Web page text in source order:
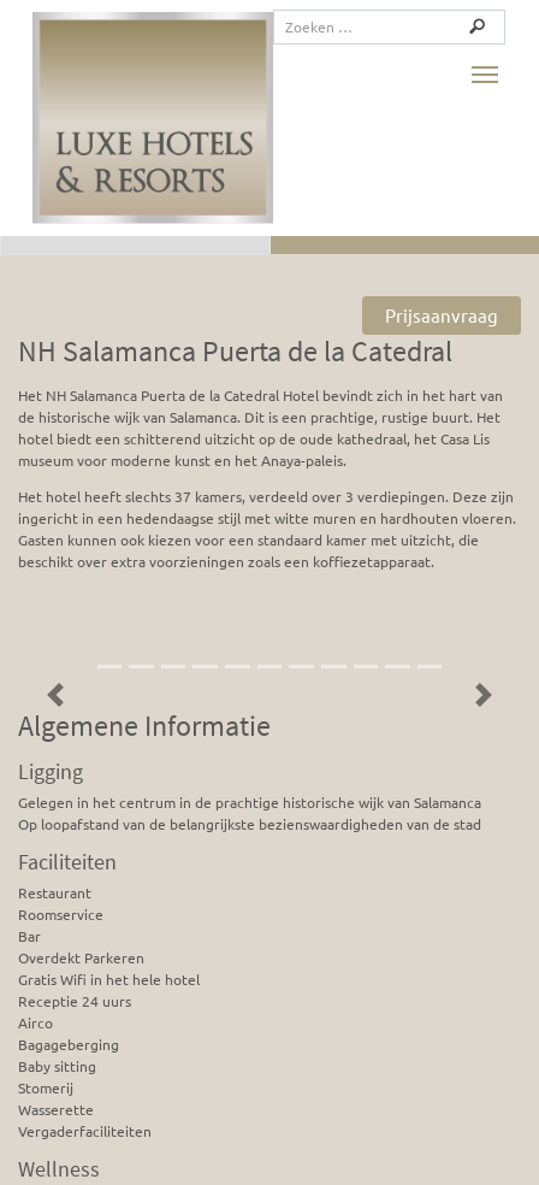
Prijsaanvraag
NH Salamanca Puerta de la Catedral
Het NH Salamanca Puerta de la Catedral Hotel bevindt zich in het hart van
de historische wijk van Salamanca. Dit is een prachtige, rustige buurt. Het
hotel biedt een schitterend uitzicht op de oude kathedraal, het Casa Lis
museum voor moderne kunst en het Anaya-paleis.
Het hotel heeft slechts 37 kamers, verdeeld over 3 verdiepingen. Deze zijn
ingericht in een hedendaagse stijl met witte muren en hardhouten vloeren.
Gasten kunnen ook kiezen voor een standaard kamer met uitzicht, die
beschikt over extra voorzieningen zoals een koffiezetapparaat.
Previous Next
Algemene Informatie
Ligging
Gelegen in het centrum in de prachtige historische wijk van Salamanca
Op loopafstand van de belangrijkste bezienswaardigheden van de stad
Faciliteiten
Restaurant
Roomservice
Bar
Overdekt Parkeren
Gratis Wifi in het hele hotel
Receptie 24 uurs
Airco
Bagageberging
Baby sitting
Stomerij
Wasserette
Vergaderfaciliteiten
Wellness